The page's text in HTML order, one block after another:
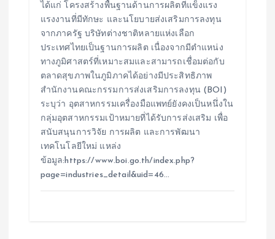
ได้แก่ โครงสร้างพื้นฐานด้านการผลิตที่แข็งแรง
แรงงานที่มีทักษะ และนโยบายส่งเสริมการลงทุน
จากภาครัฐ บริษัทต่างชาติหลายแห่งเลือก
ประเทศไทยเป็นฐานการผลิต เนื่องจากมีตำแหน่ง
ทางภูมิศาสตร์ที่เหมาะสมและสามารถเชื่อมต่อกับ
ตลาดสุขภาพในภูมิภาคได้อย่างมีประสิทธิภาพ
สำนักงานคณะกรรมการส่งเสริมการลงทุน (BOI)
ระบุว่า อุตสาหกรรมเครื่องมือแพทย์ยังคงเป็นหนึ่งใน
กลุ่มอุตสาหกรรมเป้าหมายที่ได้รับการส่งเสริม เพื่อ
สนับสนุนการวิจัย การผลิต และการพัฒนา
เทคโนโลยีใหม่ แหล่ง
ข้อมูล:https://www.boi.go.th/index.php?
page=industries_detail&uid=46…